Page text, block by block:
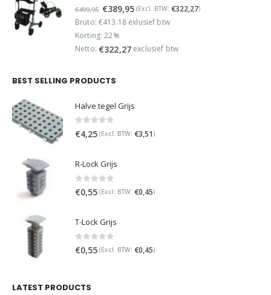
€499,95 Oorspronkelijke
prijs
was:
€499,95.
€389,95Huidige
prijs
€389,95.
(Excl. BTW: €322,27)
Bruto: €413.18 exlusief btw
Korting: 22%
Netto: €322,27exclusief btw
BEST SELLING PRODUCTS
Halve tegel Grijs
€4,25 (Excl. BTW: €3,51)
R-Lock Grijs
€0,55 (Excl. BTW: €0,45)
T-Lock Grijs
€0,55 (Excl. BTW: €0,45)
LATEST PRODUCTS